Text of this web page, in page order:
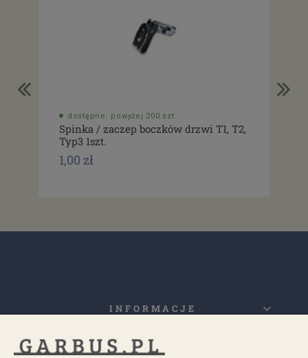
dostępne: powyżej 200 szt.
Spinka / zaczep boczków drzwi T1, T2,
Typ3 1szt.
1,00 zł
INFORMACJE
MOJE KONTO